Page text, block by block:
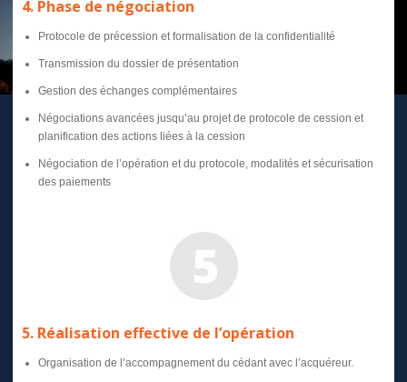
4. Phase de négociation
Protocole de précession et formalisation de la confidentialité
Transmission du dossier de présentation
Gestion des échanges complémentaires
Négociations avancées jusqu’au projet de protocole de cession et
planification des actions liées à la cession
Négociation de l’opération et du protocole, modalités et sécurisation
des paiements
5. Réalisation effective de l’opération
Organisation de l’accompagnement du cédant avec l’acquéreur.